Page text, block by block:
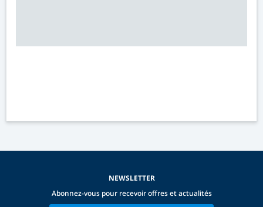
NEWSLETTER
Abonnez-vous pour recevoir offres et actualités